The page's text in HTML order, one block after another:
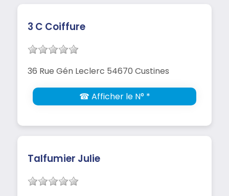
3 C Coiffure
36 Rue Gén Leclerc 54670 Custines
☎ Afficher le N° *
Talfumier Julie